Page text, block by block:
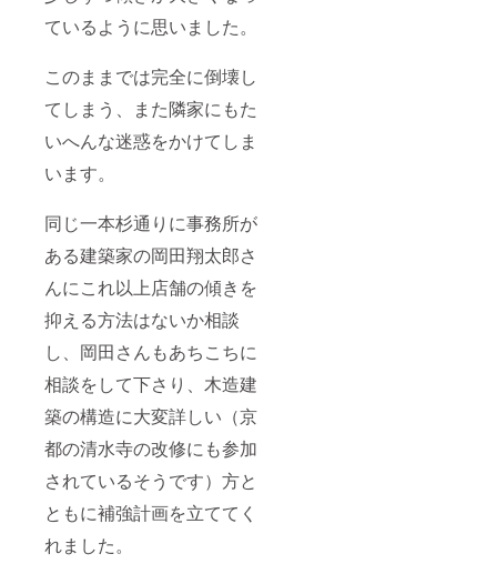
ているように思いました。
このままでは完全に倒壊し
てしまう、また隣家にもた
いへんな迷惑をかけてしま
います。
同じ一本杉通りに事務所が
ある建築家の岡田翔太郎さ
んにこれ以上店舗の傾きを
抑える方法はないか相談
し、岡田さんもあちこちに
相談をして下さり、木造建
築の構造に大変詳しい（京
都の清水寺の改修にも参加
されているそうです）方と
ともに補強計画を立ててく
れました。